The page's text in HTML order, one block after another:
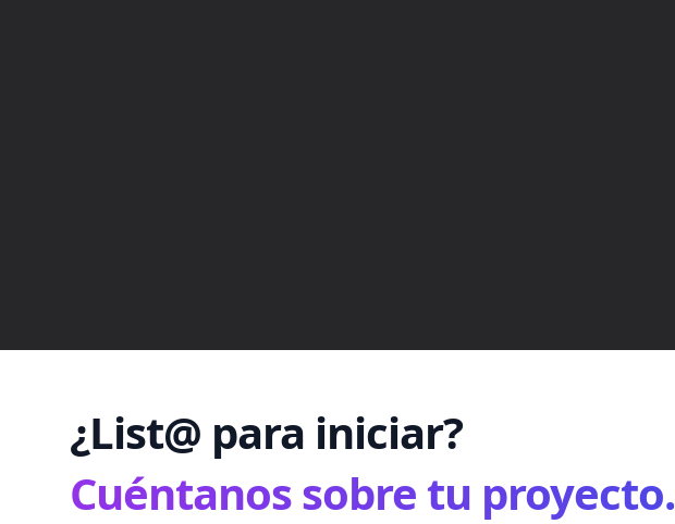
¿List@ para iniciar?
Cuéntanos sobre tu proyecto.